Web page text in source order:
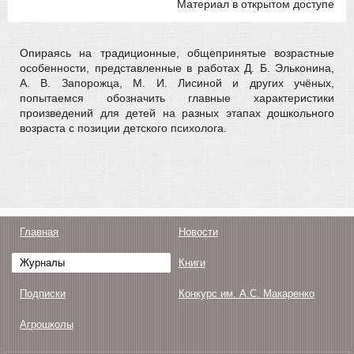
Материал в открытом доступе
Опираясь на традиционные, общепринятые возрастные
особенности, представленные в работах Д. Б. Эльконина,
А. В. Запорожца, М. И. Лисиной и других учёных,
попытаемся обозначить главные характеристики
произведений для детей на разных этапах дошкольного
возраста с позиции детского психолога.
Главная Новости
Журналы Книги
Подписки Конкурс им. А.С. Макаренко
Агрошколы